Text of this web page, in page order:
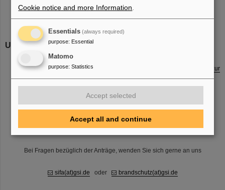
Abschaltung von Brandmeldern.
Unterweisungsmaterial
Flyer Allgemeine Sicherheitsunterweisung
F17 Checkliste Gefahren und Sicherheitsmaßnahmen ergänzend zur
Gefährdungsbeurteilung
Flyer General Safety Information
Sammelstellen im Alarmfall an der GSI
Brandschutzordnung Teil A-
(english)
Brandschutzordnung Teil B
(english)
Meldediagramm für Notfälle
Bei Fragen bezüglich der Anträge, wenden Sie sich gerne an uns
sifa(at)gsi.de oder brandschutz(at)gsi.de
Cookie notice and more Information
Essentials (always required)
purpose: Essential
Matomo
purpose: Statistics
Accept selected
Accept all and continue